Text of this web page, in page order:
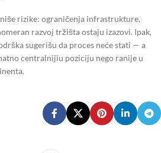
rizike: ograničenja infrastrukture,
razvoj tržišta ostaju izazovi. Ipak,
sugerišu da proces neće stati — a
centralnijiu poziciju nego ranije u